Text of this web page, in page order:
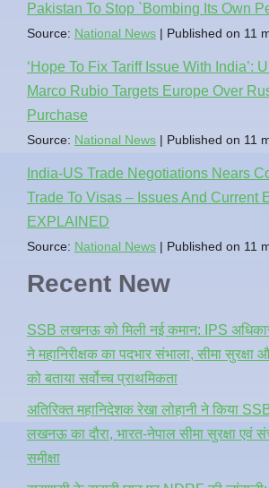
Pakistan To Stop `Bombing Its Own
Source: National News Published on 11
‘Hope To Fix Tariff Issue With India’:
Marco Rubio Targets Europe Over
Purchase
Source: National News Published on 11
India-US Trade Negotiations Nears
Trade To Visas – Issues And Current
EXPLAINED
Source: National News Published on 11
Recent New
SSB लखनऊ को मिली नई कमान: IPS
ने महानिरीक्षक का पदभार संभाला, सीमा
को बताया सर्वोच्च प्राथमिकता
अतिरिक्त महानिदेशक रेखा लोहानी ने किया
लखनऊ का दौरा, भारत-नेपाल सीमा सुरक्षा एवं
समीक्षा